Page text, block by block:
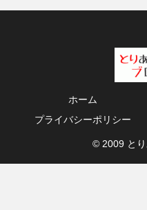
ホーム
プライバシーポリシー
© 2009 とり